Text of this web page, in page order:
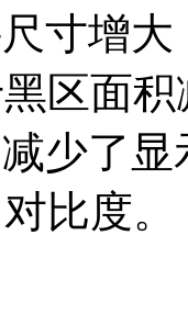
寸增
区面
少了
比度。